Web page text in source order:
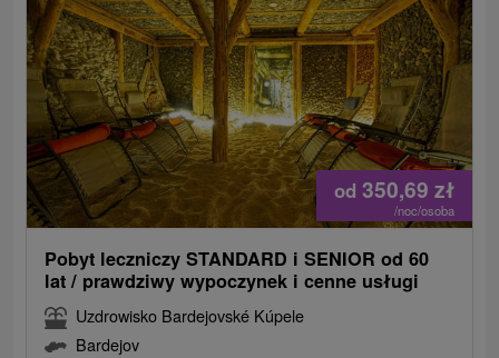
od 350,69 zł
/noc/osoba
Pobyt leczniczy STANDARD i SENIOR od 60
lat / prawdziwy wypoczynek i cenne usługi
Uzdrowisko Bardejovské Kúpele
Bardejov